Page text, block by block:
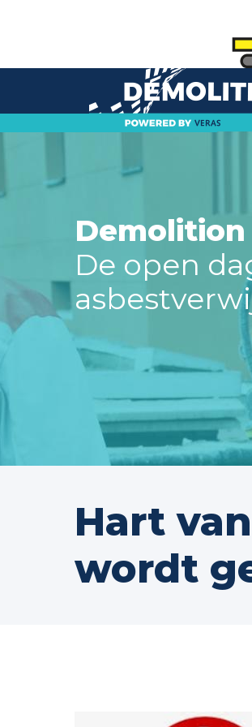
De open
Hart
wordt